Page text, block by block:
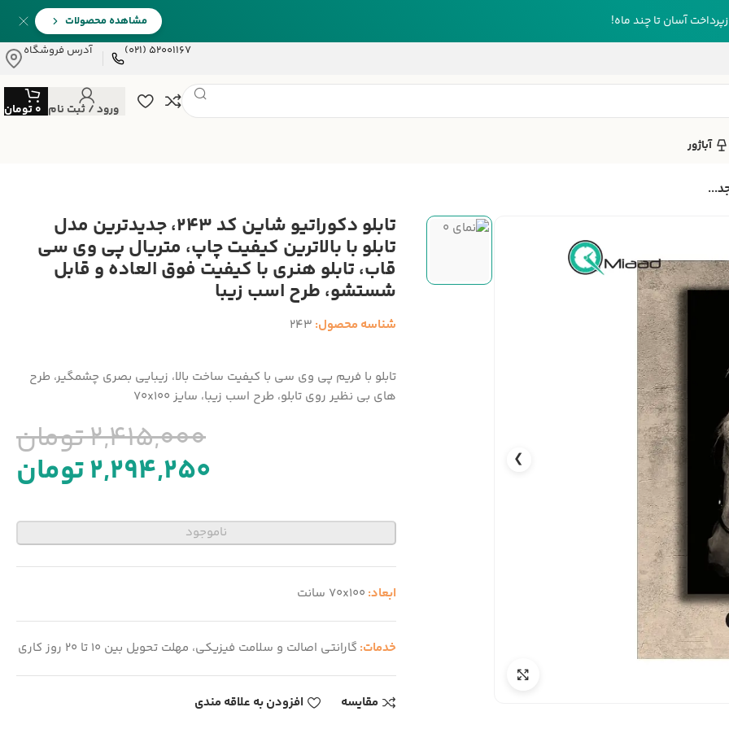
آسان تا چند ماه!
مشاهده محصولات
52001167 (021)
آدرس فروشگاه
ورود / ثبت نام 0تومان
آباژور
❯
تابلو دکوراتیو شاین کد 243، جدیدترین مدل
تابلو با بالاترین کیفیت چاپ، متریال پی وی سی
قاب، تابلو هنری با کیفیت فوق العاده و قابل
شستشو، طرح اسب زیبا
شناسه محصول: 243
تابلو با فریم پی وی سی با کیفیت ساخت بالا، زیبایی بصری چشمگیر، طرح
های بی نظیر روی تابلو، طرح اسب زیبا، سایز 70x100
2,415,000تومان
2,294,250تومان
ناموجود
ابعاد: 70x100 سانت
خدمات: گارانتی اصالت و سلامت فیزیکی، مهلت تحویل بین 10 تا 20 روز کاری
مقایسه افزودن به علاقه مندی